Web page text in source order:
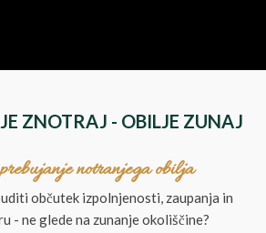
ZNOTRAJ - OBILJE ZUNAJ
notranjega obilja
občutek izpolnjenosti, zaupanja in
- ne glede na zunanje okoliščine?